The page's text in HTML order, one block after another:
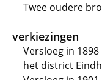
Twee oudere
verkiezingen
Versloeg in
het district